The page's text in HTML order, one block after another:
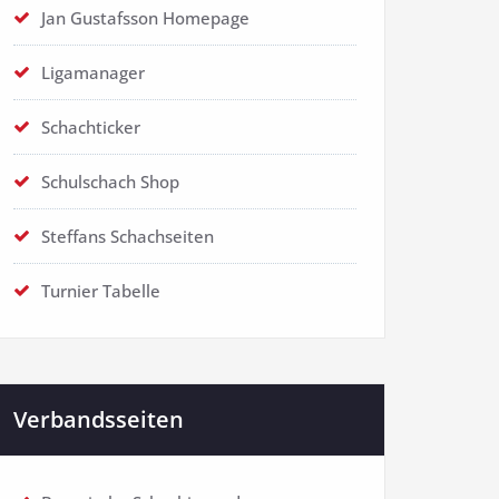
Jan Gustafsson Homepage
Ligamanager
Schachticker
Schulschach Shop
Steffans Schachseiten
Turnier Tabelle
Verbandsseiten